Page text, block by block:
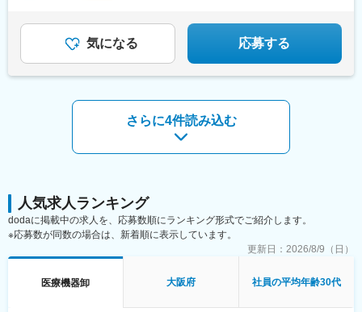
変更の範囲：会社の定める業務
（総合職コース東京勤務）⇒基本給23万円+営業手当4万円（固定
残業代）＋環境手当5,000円＋インフレ手当5,000円＋地域手当1
万円＼平均年収／20代／430万円30代／600万円40代／870万円※
管理職の年収も含む
◆残業月平均18h
◆最寄り駅徒歩1分
◆実働7.75h
気になる 応募する
さらに4件読み込む
人気求人ランキング
dodaに掲載中の求人を、応募数順にランキング形式でご紹介します。
※応募数が同数の場合は、新着順に表示しています。
更新日： 2026/8/9（日）
医療機器卸 大阪府 社員の平均年齢30代